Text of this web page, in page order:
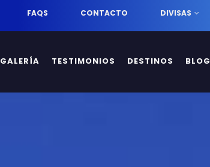
FAQS CONTACTO DIVISAS
GALERÍA TESTIMONIOS DESTINOS BLOG